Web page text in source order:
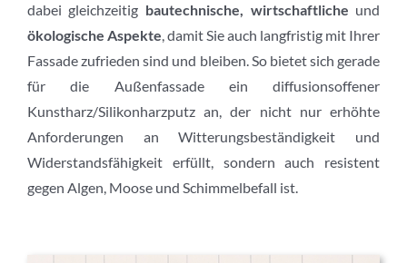
dabei gleichzeitig bautechnische, wirtschaftliche und
ökologische Aspekte, damit Sie auch langfristig mit Ihrer
Fassade zufrieden sind und bleiben. So bietet sich gerade
für die Außenfassade ein diffusionsoffener
Kunstharz/Silikonharzputz an, der nicht nur erhöhte
Anforderungen an Witterungsbeständigkeit und
Widerstandsfähigkeit erfüllt, sondern auch resistent
gegen Algen, Moose und Schimmelbefall ist.